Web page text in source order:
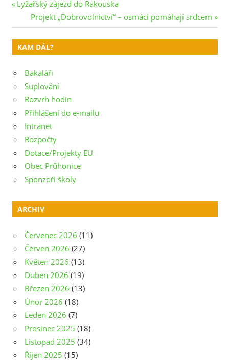
Navigace
pro
příspěvek
Previous
Post:
Lyžařský zájezd do Rakouska
Next
Post:
Projekt „Dobrovolnictví“ – osmáci pomáhají srdcem
KAM DÁL?
Bakaláři
Suplování
Rozvrh hodin
Přihlášení do e-mailu
Intranet
Rozpočty
Dotace/Projekty EU
Obec Průhonice
Sponzoři školy
ARCHIV
Červenec 2026 (11)
Červen 2026 (27)
Květen 2026 (13)
Duben 2026 (19)
Březen 2026 (13)
Únor 2026 (18)
Leden 2026 (7)
Prosinec 2025 (18)
Listopad 2025 (34)
Říjen 2025 (15)